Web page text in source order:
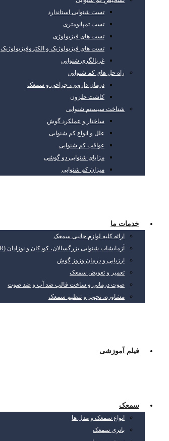
تست شنوایی استاندارد
تست تمپانومتری
تست های فیزیولوژی
تست های فیزیولوژیک و الکتروفیزیولوژیک
غربالگری شنوایی
راه حل های کم شنوایی
درمان دارویی، جراحی و سمعک
کاشت حلزون
شناخت سیستم شنوایی
ساختار و عملکرد گوش
علل و انواع کم شنوایی
عواقب کم شنوایی
مزایای شنوایی دو گوشی
میزان کم شنوایی
خدمات ما
ارائه کلیه لوازم جانبی سمعک
آزمایشات شنوایی بزرگسالان، کودکان و نوزادان (ABR)
ارزیابی و درمان وزوز گوش
تعمیر و تعویض سمعک
صوت درمانی و ساخت قالب ضد آب و ضد صوت
مشاوره، تجویز و تنظیم سمعک
فیلم آموزشی
سمعک
انواع سمعک و مدل ها
باتری سمعک